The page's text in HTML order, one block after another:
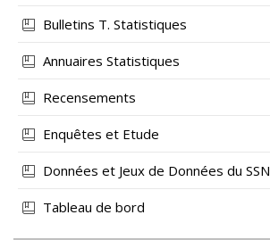
Bulletins T. Statistiques
Annuaires Statistiques
Recensements
Enquêtes et Etude
Données et Jeux de Données du SSN
Tableau de bord